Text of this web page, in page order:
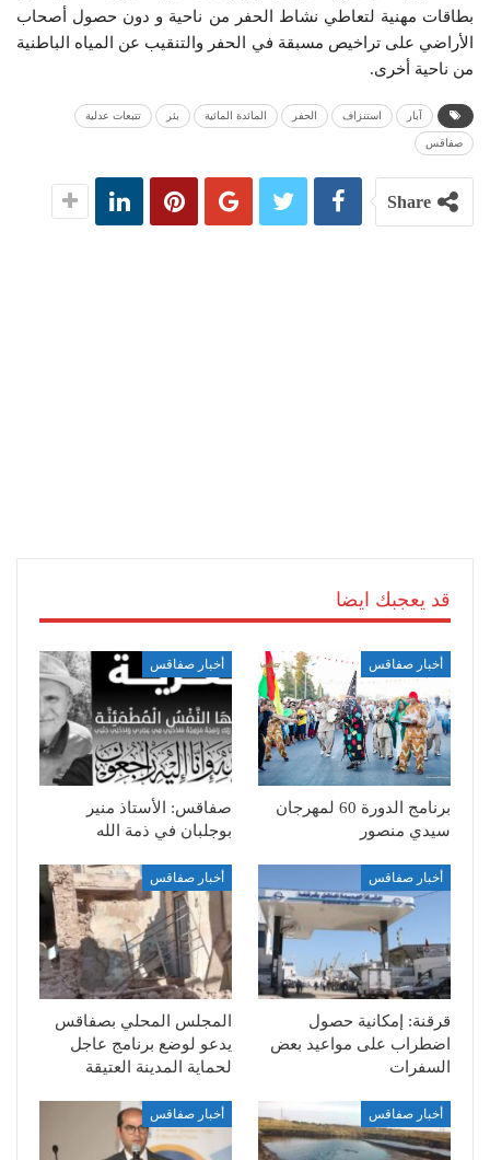
بطاقات مهنية لتعاطي نشاط الحفر من ناحية و دون حصول أصحاب
الأراضي على تراخيص مسبقة في الحفر والتنقيب عن المياه الباطنية
من ناحية أخرى.
آبار استنزاف الحفر المائدة المائية بئر تتبعات عدلية
صفاقس
Share
قد يعجبك ايضا
أخبار صفاقس
برنامج الدورة 60 لمهرجان
سيدي منصور
أخبار صفاقس
صفاقس: الأستاذ منير
بوجلبان في ذمة الله
أخبار صفاقس
قرقنة: إمكانية حصول
اضطراب على مواعيد بعض
السفرات
أخبار صفاقس
المجلس المحلي بصفاقس
يدعو لوضع برنامج عاجل
لحماية المدينة العتيقة
أخبار صفاقس أخبار صفاقس